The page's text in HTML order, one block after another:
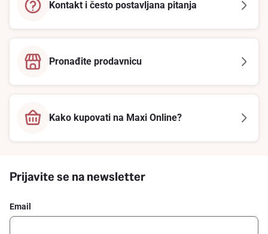
Kontakt i često postavljana pitanja
Pronađite prodavnicu
Kako kupovati na Maxi Online?
Prijavite se na newsletter
Email